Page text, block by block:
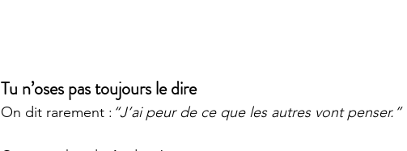
Tu n’oses pas toujours le dire
On dit rarement : “J’ai peur de ce que les autres vont penser.”